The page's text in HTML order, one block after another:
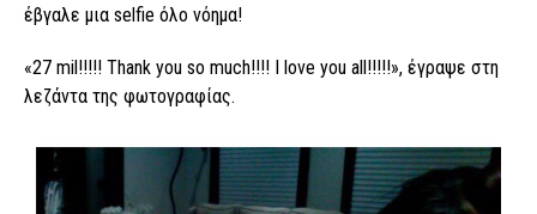
έβγαλε μια selfie όλο νόημα!
«27 mil!!!!! Thank you so much!!!! I love you all!!!!!», έγραψε στη
λεζάντα της φωτογραφίας.